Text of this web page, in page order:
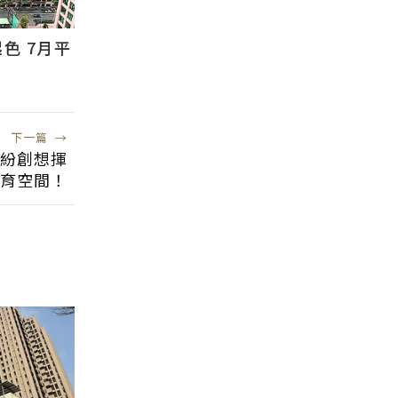
7月平
下一篇 →
創想揮
空間！